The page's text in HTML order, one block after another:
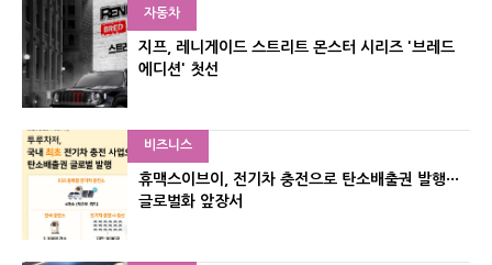
자동차
지프, 레니게이드 스트리트 몬스터 시리즈 '브레드
에디션' 첫선
비즈니스
휴맥스이브이, 전기차 충전으로 탄소배출권 발행···
글로벌화 앞장서